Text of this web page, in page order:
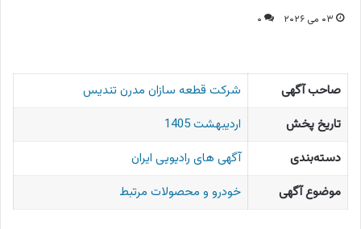
۰۳ می ۲۰۲۶ ۰
صاحب آگهی
شرکت قطعه سازان مدرن تندیس
تاریخ پخش
اردیبهشت 1405
دسته‌بندی
آگهی های رادیویی ایران
موضوع آگهی
خودرو و محصولات مرتبط